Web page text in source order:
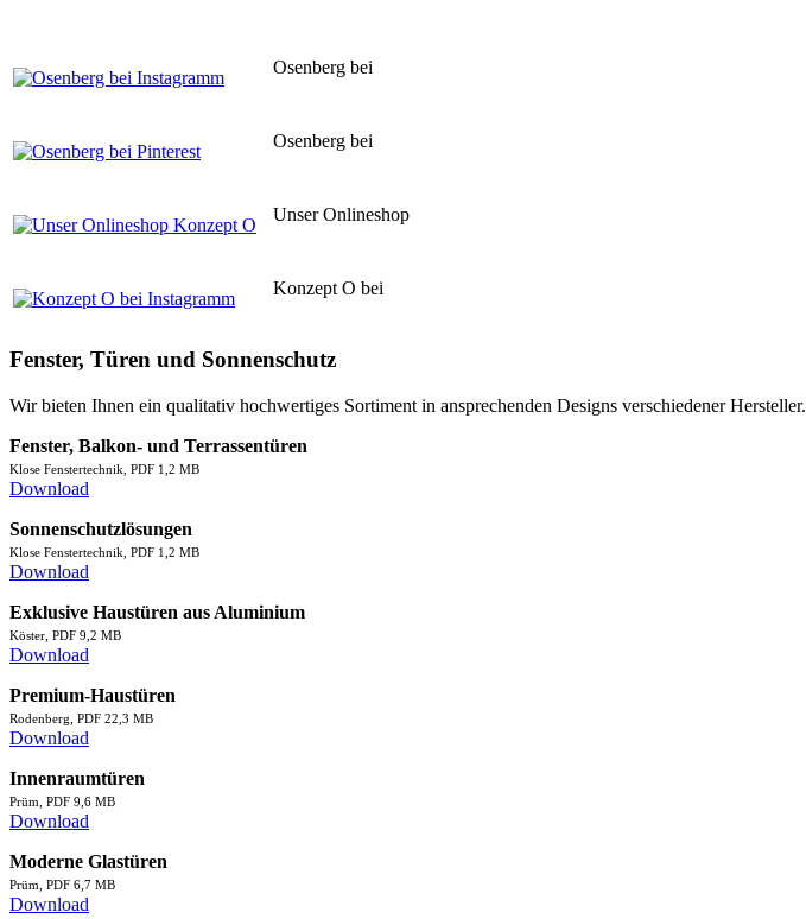
Osenberg bei
Osenberg bei
Unser Onlineshop
Konzept O bei
Fenster, Türen und Sonnenschutz
Wir bieten Ihnen ein qualitativ hochwertiges Sortiment in ansprechenden Designs verschiedener Hersteller.
Fenster, Balkon- und Terrassentüren
Klose Fenstertechnik, PDF 1,2 MB
Download
Sonnenschutzlösungen
Klose Fenstertechnik, PDF 1,2 MB
Download
Exklusive Haustüren aus Aluminium
Köster, PDF 9,2 MB
Download
Premium-Haustüren
Rodenberg, PDF 22,3 MB
Download
Innenraumtüren
Prüm, PDF 9,6 MB
Download
Moderne Glastüren
Prüm, PDF 6,7 MB
Download